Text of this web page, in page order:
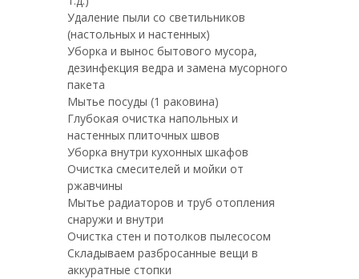
Удаление пыли со светильников
(настольных и настенных)
Уборка и вынос бытового мусора,
дезинфекция ведра и замена мусорного
пакета
Мытье посуды (1 раковина)
Глубокая очистка напольных и
настенных плиточных швов
Уборка внутри кухонных шкафов
Очистка смесителей и мойки от
ржавчины
Мытье радиаторов и труб отопления
снаружи и внутри
Очистка стен и потолков пылесосом
Складываем разбросанные вещи в
аккуратные стопки